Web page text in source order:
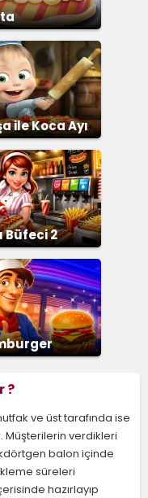
ile Koca Ayı
Büfeci 2
?
ve üst tarafında ise
verdikleri
balon içinde
süreleri
hazırlayıp